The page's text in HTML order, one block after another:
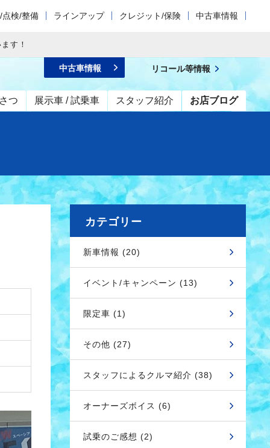
点検/整備 ラインアップ クレジット/保険 中古車情報
す！
つ 展示車 / 試乗車 スタッフ紹介 お店ブログ
中古車情報 リコール等情報
カテゴリー
新車情報 (20)
イベント/キャンペーン (13)
限定車 (1)
その他 (27)
スタッフによるクルマ紹介 (38)
オーナーズボイス (6)
試乗のご感想 (2)